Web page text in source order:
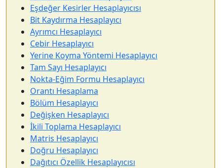
Eşdeğer Kesirler Hesaplayıcısı
Bit Kaydırma Hesaplayıcı
Ayrımcı Hesaplayıcı
Cebir Hesaplayıcı
Yerine Koyma Yöntemi Hesaplayıcı
Tam Sayı Hesaplayıcı
Nokta-Eğim Formu Hesaplayıcı
Orantı Hesaplama
Bölüm Hesaplayıcı
Değişken Hesaplayıcı
İkili Toplama Hesaplayıcı
Matris Hesaplayıcı
Doğru Hesaplayıcı
Dağıtıcı Özellik Hesaplayıcısı